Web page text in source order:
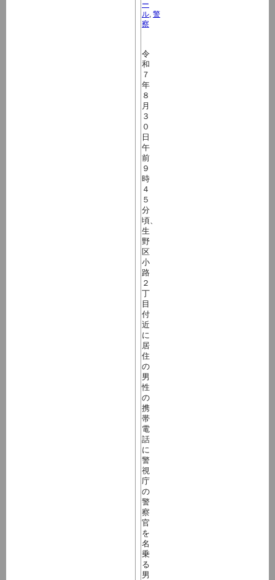
ー
ル 警
察
令
和
７
年
８
月
３
０
日
午
前
９
時
４
５
分
頃、
生
野
区
小
路
２
丁
目
付
近
に
居
住
の
男
性
の
携
帯
電
話
に
警
視
庁
の
警
察
官
を
名
乗
る
男